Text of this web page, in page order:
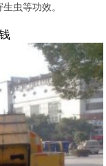
虫等功效。